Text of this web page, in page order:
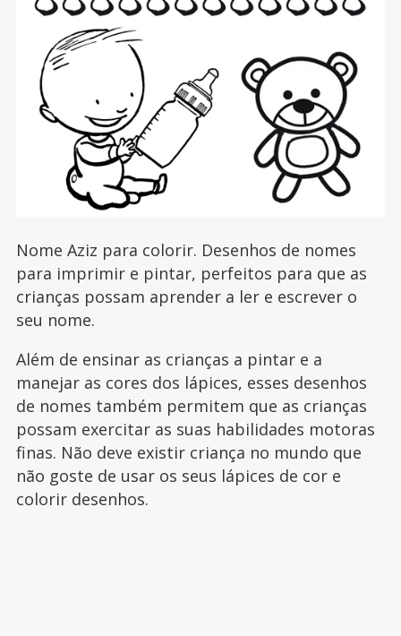
Nome Aziz para colorir. Desenhos de nomes
para imprimir e pintar, perfeitos para que as
crianças possam aprender a ler e escrever o
seu nome.
Além de ensinar as crianças a pintar e a
manejar as cores dos lápices, esses desenhos
de nomes também permitem que as crianças
possam exercitar as suas habilidades motoras
finas. Não deve existir criança no mundo que
não goste de usar os seus lápices de cor e
colorir desenhos.